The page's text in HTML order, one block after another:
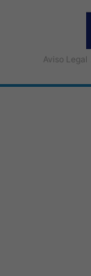
Aviso Legal